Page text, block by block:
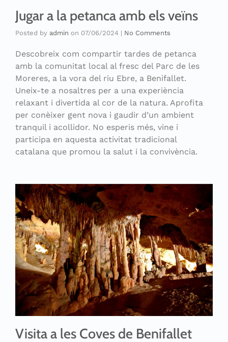
Jugar a la petanca amb els veïns
Posted by admin on 07/06/2024 | No Comments
Descobreix com compartir tardes de petanca
amb la comunitat local al fresc del Parc de les
Moreres, a la vora del riu Ebre, a Benifallet.
Uneix-te a nosaltres per a una experiència
relaxant i divertida al cor de la natura. Aprofita
per conèixer gent nova i gaudir d’un ambient
tranquil i acollidor. No esperis més, vine i
participa en aquesta activitat tradicional
catalana que promou la salut i la convivència.
Visita a les Coves de Benifallet